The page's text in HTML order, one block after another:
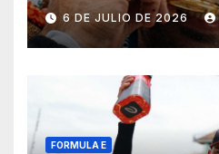
6 DE JULIO DE 2026
FORMULA E